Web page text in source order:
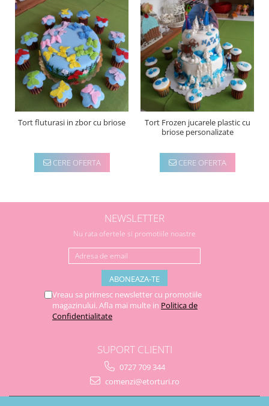
Tort fluturasi in zbor cu briose
CERE OFERTA
Tort Frozen jucarele plastic cu
briose personalizate
CERE OFERTA
NEWSLETTER
Nu rata ofertele si promotiile noastre
Vreau sa primesc newsletter cu promotiile
magazinului. Afla mai multe in Politica de
Confidentialitate
SUPORT CLIENTI
0727 709 344
comenzi@etorturi.ro